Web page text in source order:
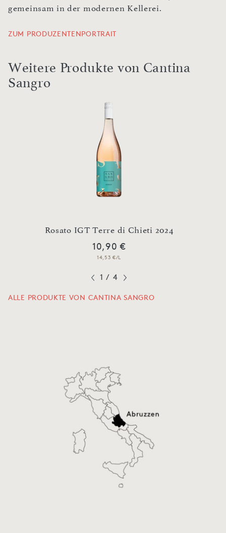
gemeinsam in der modernen Kellerei.
ZUM PRODUZENTENPORTRAIT
Weitere Produkte von Cantina
Sangro
Rosato IGT Terre di Chieti 2024
10,90 €
14,53 €/L
1 / 4
ALLE PRODUKTE VON CANTINA SANGRO